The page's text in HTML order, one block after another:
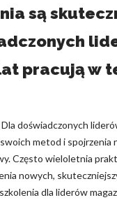
są
pracują w
doświadczonych
metod i spojrzenia
Często wieloletnia
nowych,
dla liderów